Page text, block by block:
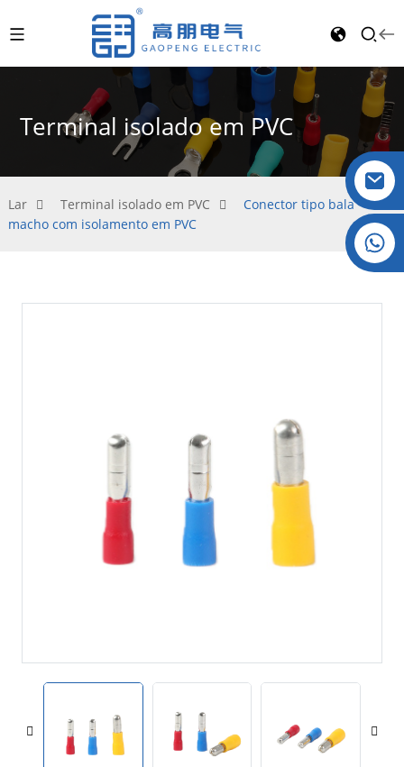
Terminal isolado em PVC
Lar Terminal isolado em PVC
Conector tipo bala
macho com isolamento em PVC